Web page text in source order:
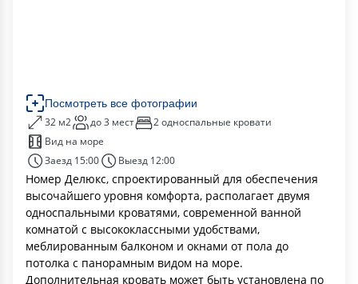
Посмотреть все фотографии
32 м2 до 3 мест
2 односпальные кровати
Вид на море
Заезд 15:00
Выезд 12:00
Номер Делюкс, спроектированный для обеспечения
высочайшего уровня комфорта, располагает двумя
односпальными кроватями, современной ванной
комнатой с высококлассными удобствами,
меблированным балконом и окнами от пола до
потолка с панорамным видом на море.
Дополнительная кровать может быть установлена ​​по